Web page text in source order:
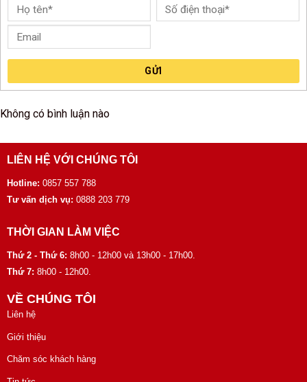
GỬI
Không có bình luận nào
LIÊN HỆ VỚI CHÚNG TÔI
Hotline: 0857 557 788
Tư vấn dịch vụ: 0888 203 779
THỜI GIAN LÀM VIỆC
Thứ 2 - Thứ 6: 8h00 - 12h00 và 13h00 - 17h00.
Thứ 7: 8h00 - 12h00.
VỀ CHÚNG TÔI
Liên hệ
Giới thiệu
Chăm sóc khách hàng